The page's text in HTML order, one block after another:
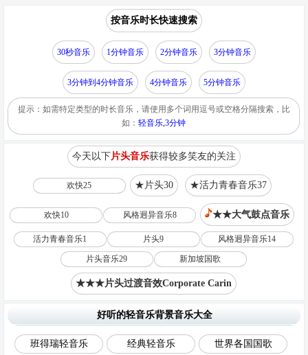
按音乐时长快速搜索
30秒音乐 1分钟音乐 2分钟音乐 3分钟音乐
3分钟到4分钟音乐 4分钟音乐 5分钟音乐
提示：如需特定类型的时长音乐，请使用多个词用逗号或空格分隔搜索，比
如：轻音乐,3分钟
今天以下片头音乐获得较多笑友的关注
欢快25 ★片头30 ★活力青春音乐37
欢快10 风格迥异音乐8 ★★大气鼓点音乐
活力青春音乐1 片头9 风格迥异音乐14
片头音乐29 新加坡国歌
★★★片头过渡音效Corporate Carin
好听的轻音乐背景音乐大全
班得瑞轻音乐 经典轻音乐 世界各国国歌